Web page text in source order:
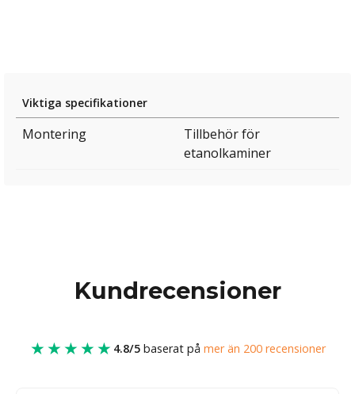
Viktiga specifikationer
Montering
Tillbehör för
etanolkaminer
Kundrecensioner
★★★★★ 4.8/5baserat på mer än 200 recensioner